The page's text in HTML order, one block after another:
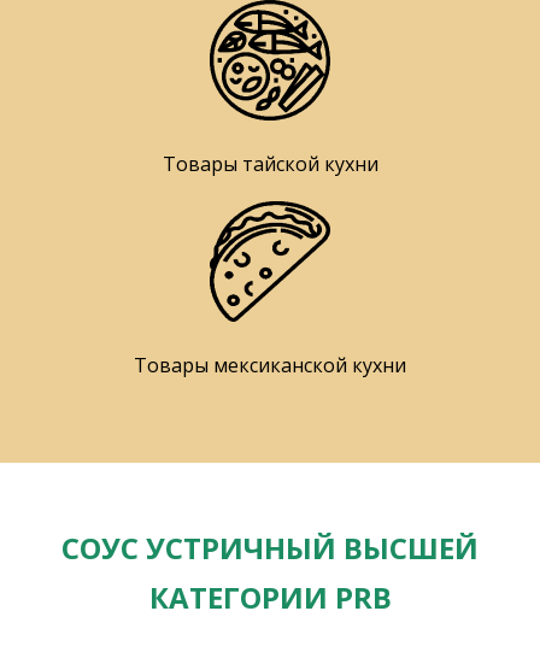
Товары тайской кухни
Товары мексиканской кухни
СОУС УСТРИЧНЫЙ ВЫСШЕЙ
КАТЕГОРИИ PRB